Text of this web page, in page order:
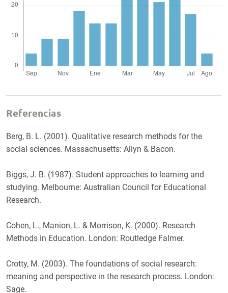
Referencias
Berg, B. L. (2001). Qualitative research methods for the
social sciences. Massachusetts: Allyn & Bacon.
Biggs, J. B. (1987). Student approaches to learning and
studying. Melbourne: Australian Council for Educational
Research.
Cohen, L., Manion, L. & Morrison, K. (2000). Research
Methods in Education. London: Routledge Falmer.
Crotty, M. (2003). The foundations of social research:
meaning and perspective in the research process. London:
Sage.